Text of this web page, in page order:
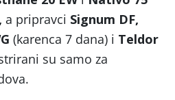
a pripravci Signum DF,
(karenca 7 dana) i Teldor
su samo za